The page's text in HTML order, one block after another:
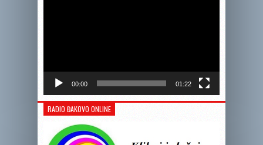
00:00 01:22
RADIO ĐAKOVO ONLINE